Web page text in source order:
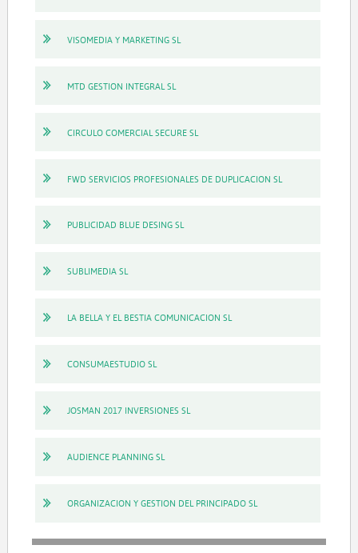
VISOMEDIA Y MARKETING SL
MTD GESTION INTEGRAL SL
CIRCULO COMERCIAL SECURE SL
FWD SERVICIOS PROFESIONALES DE DUPLICACION SL
PUBLICIDAD BLUE DESING SL
SUBLIMEDIA SL
LA BELLA Y EL BESTIA COMUNICACION SL
CONSUMAESTUDIO SL
JOSMAN 2017 INVERSIONES SL
AUDIENCE PLANNING SL
ORGANIZACION Y GESTION DEL PRINCIPADO SL